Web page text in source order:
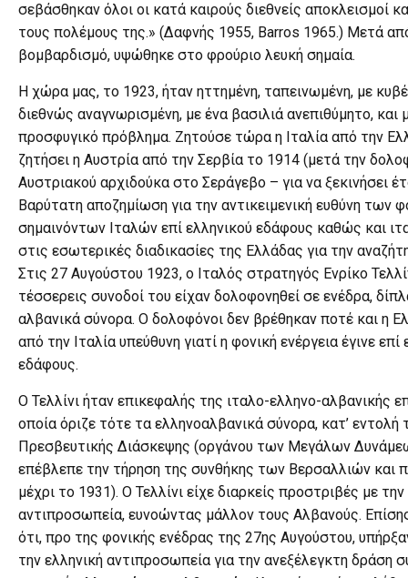
σεβάσθηκαν όλοι οι κατά καιρούς διεθνείς αποκλεισμοί
τους πολέμους της.» (Δαφνής 1955, Barros 1965.) Μετά
βομβαρδισμό, υψώθηκε στο φρούριο λευκή σημαία.
Η χώρα μας, το 1923, ήταν ηττημένη, ταπεινωμένη, με
διεθνώς αναγνωρισμένη, με ένα βασιλιά ανεπιθύμητο, και
προσφυγικό πρόβλημα. Ζητούσε τώρα η Ιταλία από την
ζητήσει η Αυστρία από την Σερβία το 1914 (μετά την
Αυστριακού αρχιδούκα στο Σεράγεβο – για να ξεκινήσει
Βαρύτατη αποζημίωση για την αντικειμενική ευθύνη των
σημαινόντων Ιταλών επί ελληνικού εδάφους καθώς και
στις εσωτερικές διαδικασίες της Ελλάδας για την
Στις 27 Αυγούστου 1923, ο Ιταλός στρατηγός Ενρίκο
τέσσερεις συνοδοί του είχαν δολοφονηθεί σε ενέδρα,
αλβανικά σύνορα. Ο δολοφόνοι δεν βρέθηκαν ποτέ και η
από την Ιταλία υπεύθυνη γιατί η φονική ενέργεια έγινε επί
εδάφους.
Ο Τελλίνι ήταν επικεφαλής της ιταλο-ελληνο-αλβανικής
οποία όριζε τότε τα ελληνοαλβανικά σύνορα, κατ’ εντολή
Πρεσβευτικής Διάσκεψης (οργάνου των Μεγάλων
επέβλεπε την τήρηση της συνθήκης των Βερσαλλιών και
μέχρι το 1931). Ο Τελλίνι είχε διαρκείς προστριβές με την
αντιπροσωπεία, ευνοώντας μάλλον τους Αλβανούς. Επίσης
ότι, προ της φονικής ενέδρας της 27ης Αυγούστου,
την ελληνική αντιπροσωπεία για την ανεξέλεγκτη δράση